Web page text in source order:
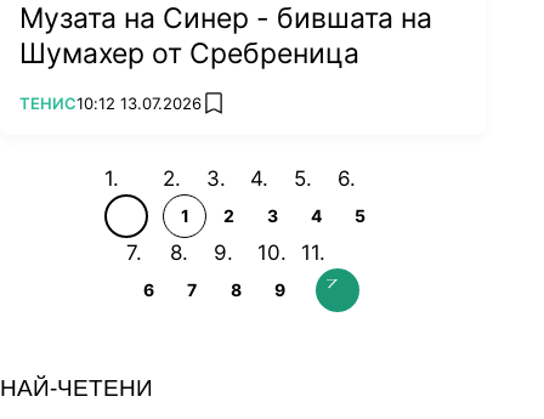
Музата на Синер - бившата на
Шумахер от Сребреница
ПОВЕЧЕ ОТ
ТЕНИС10:12 13.07.2026 add favorites
1 2 3 4 5
6 7 8 9
НАЙ-ЧЕТЕНИ